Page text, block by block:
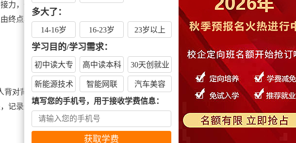
力，一个人用3块泡沫块，脚踩泡沫块向前行进，中间不能落地，中途落地要回到起
终点再回到起点，接力下一个人，再由起点回到终点，为结束，记录时间。用来排名
05 心心相印
背对背，中间夹一个气球，每次只能夹一个，两人运送气球过程中不能拉手，由起点
记录通关时间。
06 篮球保龄球
多大了：
14-16岁 16-23岁 23岁以上
学习目的/学习需求：
初中读大专 高中读本科 30天创就业
新能源技术 智能网联 汽车美容
填写您的手机号，用于接收学费信息：